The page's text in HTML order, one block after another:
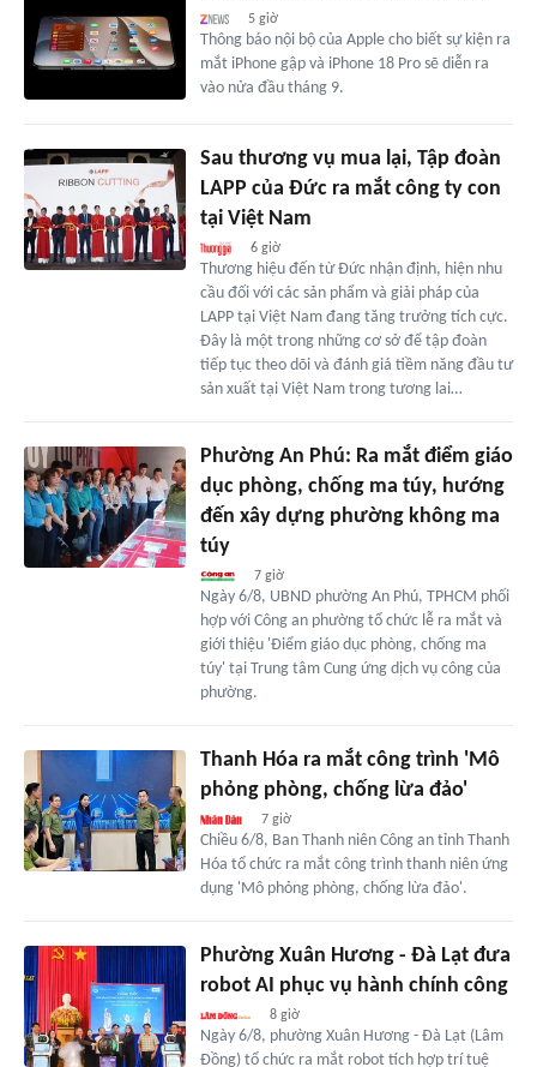
5 giờ
Thông báo nội bộ của Apple cho biết sự kiện ra
mắt iPhone gập và iPhone 18 Pro sẽ diễn ra
vào nửa đầu tháng 9.
Sau thương vụ mua lại, Tập đoàn
LAPP của Đức ra mắt công ty con
tại Việt Nam
6 giờ
Thương hiệu đến từ Đức nhận định, hiện nhu
cầu đối với các sản phẩm và giải pháp của
LAPP tại Việt Nam đang tăng trưởng tích cực.
Đây là một trong những cơ sở để tập đoàn
tiếp tục theo dõi và đánh giá tiềm năng đầu tư
sản xuất tại Việt Nam trong tương lai…
Phường An Phú: Ra mắt điểm giáo
dục phòng, chống ma túy, hướng
đến xây dựng phường không ma
túy
7 giờ
Ngày 6/8, UBND phường An Phú, TPHCM phối
hợp với Công an phường tổ chức lễ ra mắt và
giới thiệu 'Điểm giáo dục phòng, chống ma
túy' tại Trung tâm Cung ứng dịch vụ công của
phường.
Thanh Hóa ra mắt công trình 'Mô
phỏng phòng, chống lừa đảo'
7 giờ
Chiều 6/8, Ban Thanh niên Công an tỉnh Thanh
Hóa tổ chức ra mắt công trình thanh niên ứng
dụng 'Mô phỏng phòng, chống lừa đảo'.
Phường Xuân Hương - Đà Lạt đưa
robot AI phục vụ hành chính công
8 giờ
Ngày 6/8, phường Xuân Hương - Đà Lạt (Lâm
Đồng) tổ chức ra mắt robot tích hợp trí tuệ